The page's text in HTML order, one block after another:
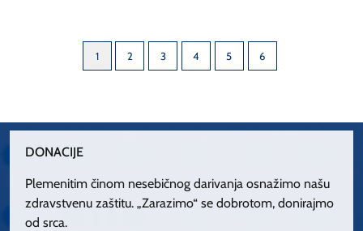
1 2 3 4 5 6
DONACIJE
Plemenitim činom nesebičnog darivanja osnažimo našu
zdravstvenu zaštitu. „Zarazimo“ se dobrotom, donirajmo
od srca.